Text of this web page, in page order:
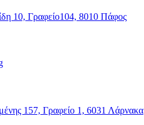
10, Γραφείο104, 8010 Πάφος
157, Γραφείο 1, 6031 Λάρνακα